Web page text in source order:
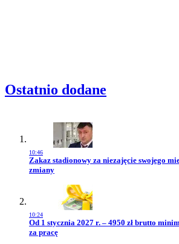
Ostatnio dodane
10:46
Przejdź do artykułu:
Zakaz stadionowy za niezajęcie swojego
zmiany
10:24
Przejdź do artykułu:
Od 1 stycznia 2027 r. – 4950 zł brutto
za pracę